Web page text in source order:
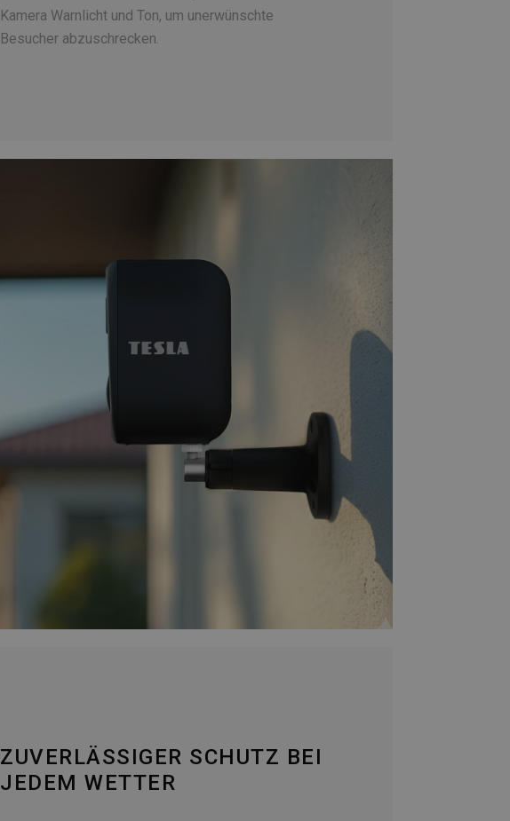
Kamera Warnlicht und Ton, um unerwünschte
Besucher abzuschrecken.
ZUVERLÄSSIGER SCHUTZ BEI
JEDEM WETTER